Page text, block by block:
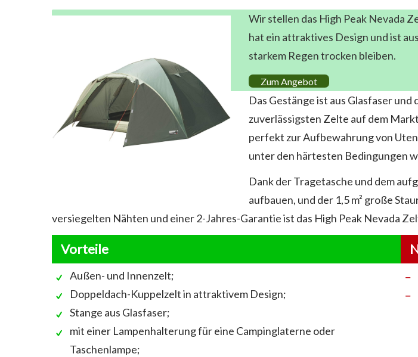
Wir stellen das High Peak Nevada
hat ein attraktives Design und ist
starkem Regen trocken bleiben.
Zum Angebot
Das Gestänge ist aus Glasfaser
zuverlässigsten Zelte auf dem
perfekt zur Aufbewahrung von
unter den härtesten Bedingungen
Dank der Tragetasche und dem
aufbauen, und der 1,5 m² große
versiegelten Nähten und einer 2-Jahres-Garantie ist das High Peak Nevada
Vorteile
Außen- und Innenzelt;
Doppeldach-Kuppelzelt in attraktivem Design;
Stange aus Glasfaser;
mit einer Lampenhalterung für eine Campinglaterne oder
Taschenlampe;